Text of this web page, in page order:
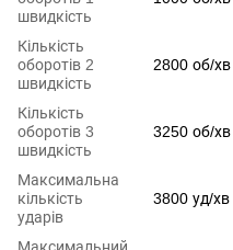
швидкість
Кількість
оборотів 2
швидкість
2800 об/хв
Кількість
оборотів 3
швидкість
3250 об/хв
Максимальна
кількість
ударів
3800 уд/хв